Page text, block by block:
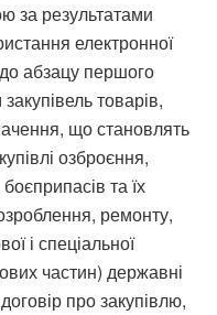
за результатами
електронної
абзацу першого
товарів,
що становлять
озброєння,
боєприпасів та їх
ремонту,
і спеціальної
частин) державні
про закупівлю,